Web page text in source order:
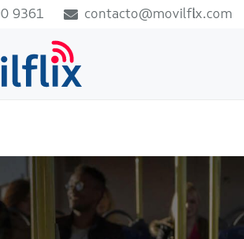
9361 contacto@movilflix.com